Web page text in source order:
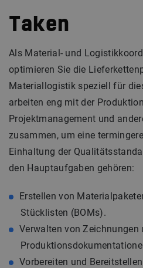
Taken
Als Material- und
optimieren Sie die
Materiallogistik speziell für
arbeiten eng mit der
Projektmanagement und
zusammen, um eine
Einhaltung der
den Hauptaufgaben gehören:
Erstellen von
Stücklisten (BOMs).
Verwalten von Zeichnungen
Vorbereiten und